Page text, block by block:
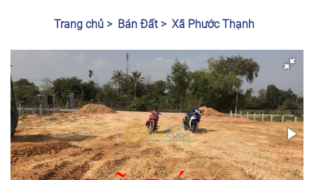
Trang chủ > Bán Đất > Xã Phước Thạnh